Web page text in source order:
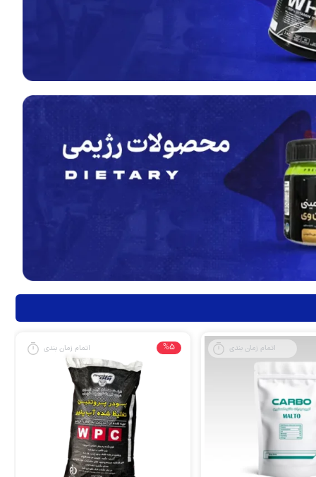
اتمام زمان بندی %5 اتمام زمان بندی